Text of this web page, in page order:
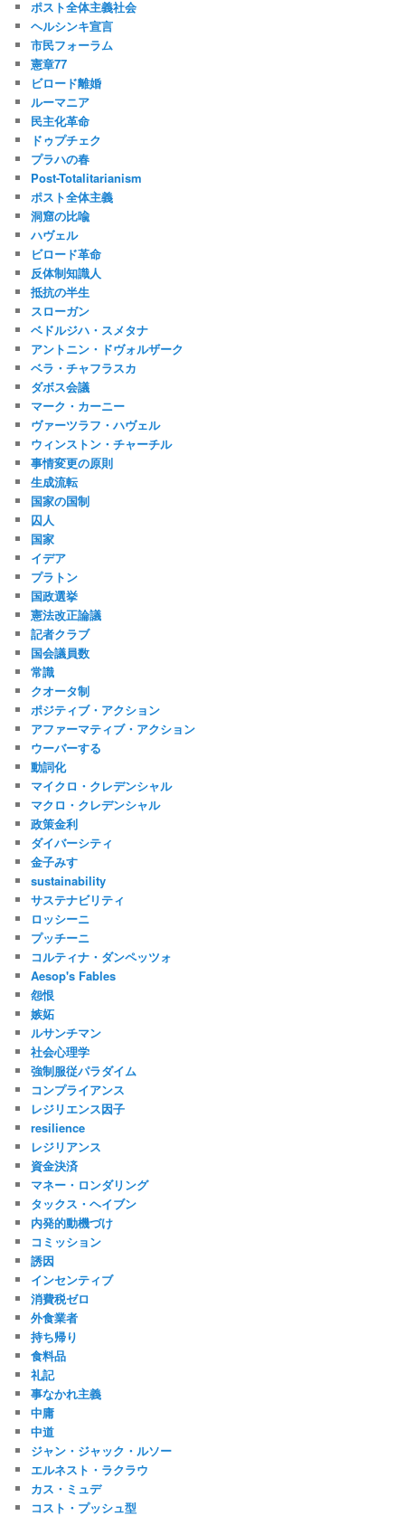
ポスト全体主義社会
ヘルシンキ宣言
市民フォーラム
憲章77
ビロード離婚
ルーマニア
民主化革命
ドゥプチェク
プラハの春
Post-Totalitarianism
ポスト全体主義
洞窟の比喩
ハヴェル
ビロード革命
反体制知識人
抵抗の半生
スローガン
ベドルジハ・スメタナ
アントニン・ドヴォルザーク
ベラ・チャフラスカ
ダボス会議
マーク・カーニー
ヴァーツラフ・ハヴェル
ウィンストン・チャーチル
事情変更の原則
生成流転
国家の国制
囚人
国家
イデア
プラトン
国政選挙
憲法改正論議
記者クラブ
国会議員数
常識
クオータ制
ポジティブ・アクション
アファーマティブ・アクション
ウーバーする
動詞化
マイクロ・クレデンシャル
マクロ・クレデンシャル
政策金利
ダイバーシティ
金子みすゞ
sustainability
サステナビリティ
ロッシーニ
プッチーニ
コルティナ・ダンペッツォ
Aesop's Fables
怨恨
嫉妬
ルサンチマン
社会心理学
強制服従パラダイム
コンプライアンス
レジリエンス因子
resilience
レジリアンス
資金決済
マネー・ロンダリング
タックス・ヘイブン
内発的動機づけ
コミッション
誘因
インセンティブ
消費税ゼロ
外食業者
持ち帰り
食料品
礼記
事なかれ主義
中庸
中道
ジャン・ジャック・ルソー
エルネスト・ラクラウ
カス・ミュデ
コスト・プッシュ型